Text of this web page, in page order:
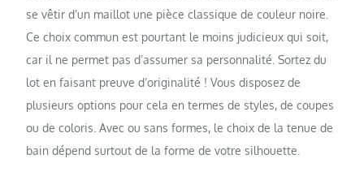
se vêtir d’un maillot une pièce classique de couleur noire.
Ce choix commun est pourtant le moins judicieux qui soit,
car il ne permet pas d’assumer sa personnalité. Sortez du
lot en faisant preuve d’originalité ! Vous disposez de
plusieurs options pour cela en termes de styles, de coupes
ou de coloris. Avec ou sans formes, le choix de la tenue de
bain dépend surtout de la forme de votre silhouette.